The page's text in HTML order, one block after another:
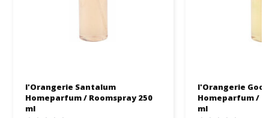
l'Orangerie Santalum
Homeparfum / Roomspray 250
ml
l'Orangerie
Homeparfum /
ml